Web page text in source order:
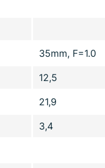
35mm, F=1.0
12,5
21,9
3,4